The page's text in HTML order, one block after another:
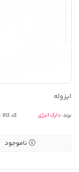
ایزوله
برند:دارک انرژی کد کالا :
ناموجود